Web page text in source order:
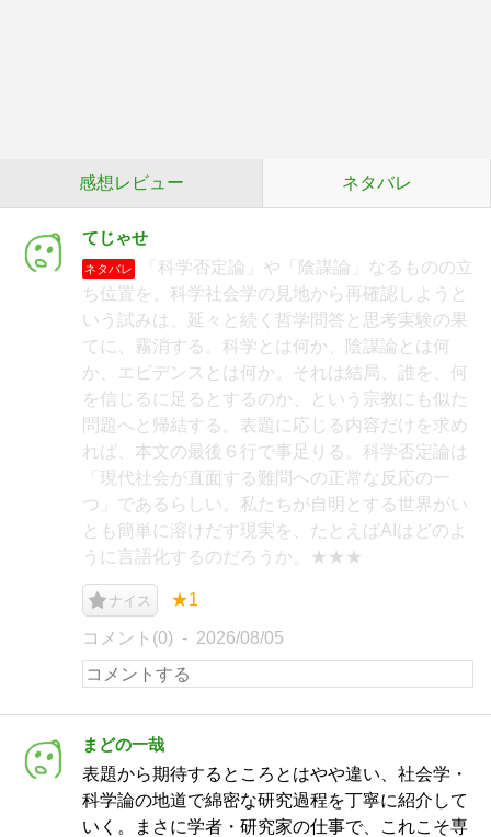
感想レビュー ネタバレ
てじゃせ
ネタバレ
「科学否定論」や「陰謀論」なるものの立
ち位置を、科学社会学の見地から再確認しようと
いう試みは、延々と続く哲学問答と思考実験の果
てに、霧消する。科学とは何か、陰謀論とは何
か、エビデンスとは何か。それは結局、誰を、何
を信じるに足るとするのか、という宗教にも似た
問題へと帰結する。表題に応じる内容だけを求め
れば、本文の最後６行で事足りる。科学否定論は
「現代社会が直面する難問への正常な反応の一
つ」であるらしい。私たちが自明とする世界がい
とも簡単に溶けだす現実を、たとえばAIはどのよ
うに言語化するのだろうか。★★★
ナイス ★1
コメント(0) 2026/08/05
まどの一哉
表題から期待するところとはやや違い、社会学・
科学論の地道で綿密な研究過程を丁寧に紹介して
いく。まさに学者・研究家の仕事で、これこそ専